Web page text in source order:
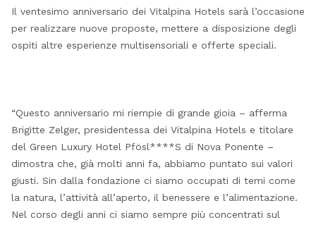
Il ventesimo anniversario dei Vitalpina Hotels sarà l’occasione
per realizzare nuove proposte, mettere a disposizione degli
ospiti altre esperienze multisensoriali e offerte speciali.
“Questo anniversario mi riempie di grande gioia – afferma
Brigitte Zelger, presidentessa dei Vitalpina Hotels e titolare
del Green Luxury Hotel Pfösl****S di Nova Ponente –
dimostra che, già molti anni fa, abbiamo puntato sui valori
giusti. Sin dalla fondazione ci siamo occupati di temi come
la natura, l’attività all’aperto, il benessere e l’alimentazione.
Nel corso degli anni ci siamo sempre più concentrati sul